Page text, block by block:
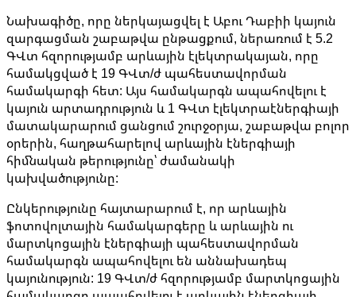
Նախագիծը, որը ներկայացվել է Աբու Դաբիի կայուն
զարգացման շաբաթվա ընթացքում, ներառում է 5.2
ԳՎտ հզորությամբ արևային էլեկտրակայան, որը
համակցված է 19 ԳՎտ/ժ պահեստավորման
համակարգի հետ: Այս համակարգն ապահովելու է
կայուն արտադրություն և 1 ԳՎտ էլեկտրաէներգիայի
մատակարարում ցանցում շուրջօրյա, շաբաթվա բոլոր
օրերին, հաղթահարելով արևային էներգիայի
հիմնական թերությունը՝ ժամանակի
կախվածությունը:
Ընկերությունը հայտարարում է, որ արևային
ֆոտովոլտային համակարգերը և արևային ու
մարտկոցային էներգիայի պահեստավորման
համակարգն ապահովելու են աննախադեպ
կայունություն: 19 ԳՎտ/ժ հզորությամբ մարտկոցային